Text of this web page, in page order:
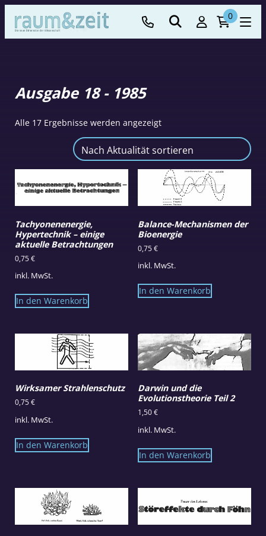
0
Ausgabe 18 - 1985
Alle 17 Ergebnisse werden angezeigtNach
sortiert
Tachyonenenergie,
Hypertechnik – einige
aktuelle Betrachtungen
0,75€
inkl. MwSt.
In den Warenkorb
Balance-Mechanismen der
Bioenergie
0,75€
inkl. MwSt.
In den Warenkorb
Wirksamer Strahlenschutz
0,75€
inkl. MwSt.
In den Warenkorb
Darwin und die
Evolutionstheorie Teil 2
1,50€
inkl. MwSt.
In den Warenkorb